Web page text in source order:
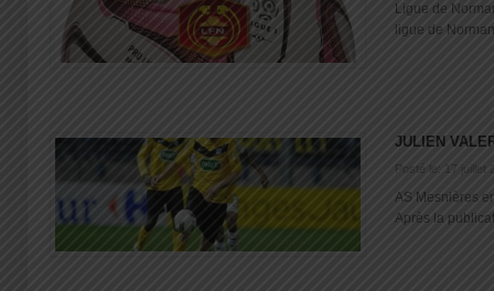
Ligue de
ligue de
JULIEN
Posté le: 17 juillet
AS Mesnières
Après la